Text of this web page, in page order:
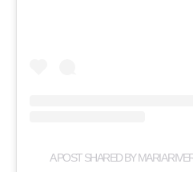
A POST SHARED BY MARIA